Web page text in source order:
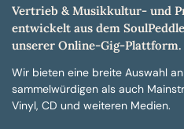
Vertrieb & Musikkultur- und
entwickelt aus dem
unserer Online-Gig-Plattform.
Wir bieten eine breite Auswahl
sammelwürdigen als auch
Vinyl, CD und weiteren Medien.